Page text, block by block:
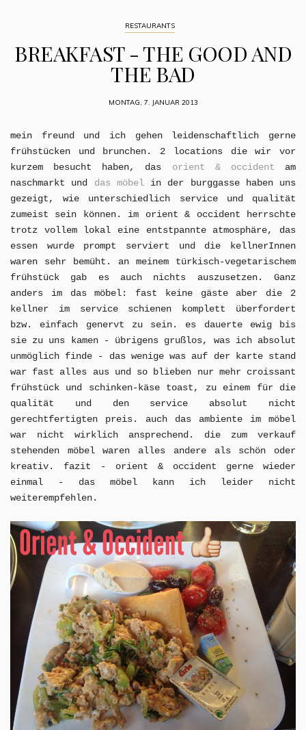
RESTAURANTS
BREAKFAST - THE GOOD AND
THE BAD
MONTAG, 7. JANUAR 2013
mein freund und ich gehen leidenschaftlich gerne
frühstücken und brunchen. 2 locations die wir vor
kurzem besucht haben, das orient & occident am
naschmarkt und das möbelin der burggasse haben uns
gezeigt, wie unterschiedlich service und qualität
zumeist sein können. im orient & occident herrschte
trotz vollem lokal eine entstpannte atmosphäre, das
essen wurde prompt serviert und die kellnerInnen
waren sehr bemüht. an meinem türkisch-vegetarischem
frühstück gab es auch nichts auszusetzen. Ganz
anders im das möbel: fast keine gäste aber die 2
kellner im service schienen komplett überfordert
bzw. einfach genervt zu sein. es dauerte ewig bis
sie zu uns kamen - übrigens grußlos, was ich absolut
unmöglich finde - das wenige was auf der karte stand
war fast alles aus und so blieben nur mehr croissant
frühstück und schinken-käse toast, zu einem für die
qualität und den service absolut nicht
gerechtfertigten preis. auch das ambiente im möbel
war nicht wirklich ansprechend. die zum verkauf
stehenden möbel waren alles andere als schön oder
kreativ. fazit - orient & occident gerne wieder
einmal - das möbel kann ich leider nicht
weiterempfehlen.